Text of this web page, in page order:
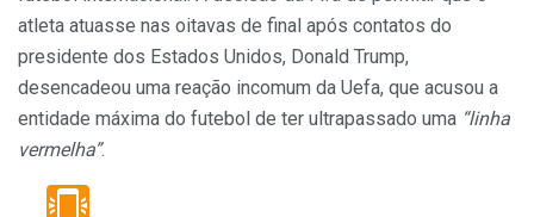
atleta atuasse nas oitavas de final após contatos do
presidente dos Estados Unidos, Donald Trump,
desencadeou uma reação incomum da Uefa, que acusou a
entidade máxima do futebol de ter ultrapassado uma “linha
vermelha”.